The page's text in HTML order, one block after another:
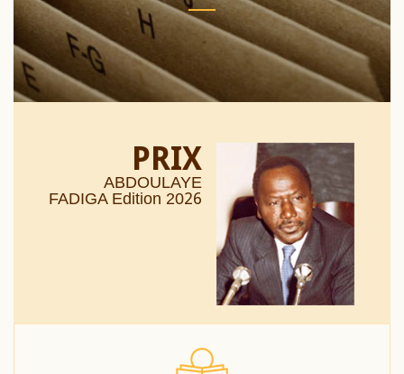
PRIX
ABDOULAYE
FADIGA Edition 2026